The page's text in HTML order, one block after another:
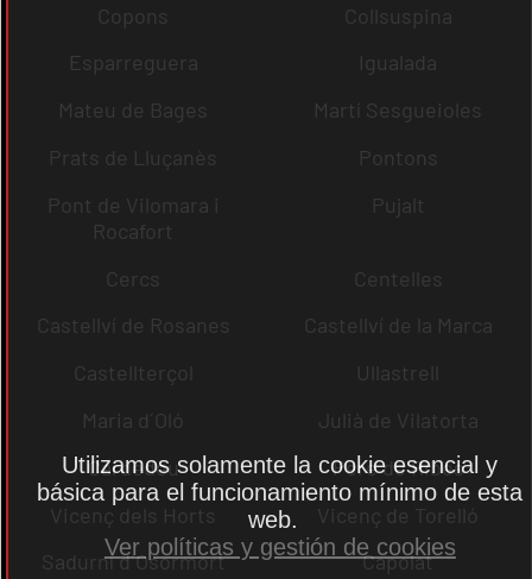
Copons
Collsuspina
Esparreguera
Igualada
Mateu de Bages
Martí Sesgueioles
Prats de Lluçanès
Pontons
Pont de Vilomara i
Rocafort
Pujalt
Cercs
Centelles
Castellví de Rosanes
Castellví de la Marca
Castellterçol
Ullastrell
Maria d´Oló
Julià de Vilatorta
Cardedeu
Pere de Ribes
Vicenç dels Horts
Vicenç de Torelló
Sadurní d´Osormort
Capolat
Utilizamos solamente la cookie esencial y
básica para el funcionamiento mínimo de esta
web.
Ver políticas y gestión de cookies